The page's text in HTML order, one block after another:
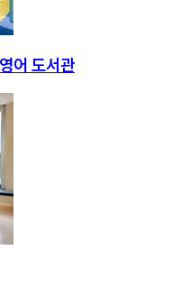
어 도서관